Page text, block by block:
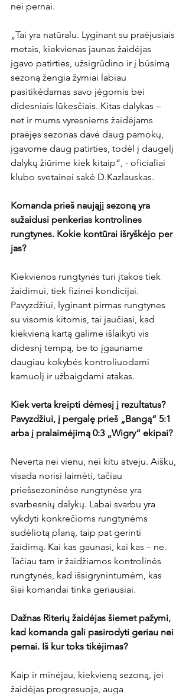
nei pernai.
„Tai yra natūralu. Lyginant su praėjusiais
metais, kiekvienas jaunas žaidėjas
įgavo patirties, užsigrūdino ir į būsimą
sezoną žengia žymiai labiau
pasitikėdamas savo jėgomis bei
didesniais lūkesčiais. Kitas dalykas –
net ir mums vyresniems žaidėjams
praėjęs sezonas davė daug pamokų,
įgavome daug patirties, todėl į daugelį
dalykų žiūrime kiek kitaip“, - oficialiai
klubo svetainei sakė D.Kazlauskas.
Komanda prieš naująjį sezoną yra
sužaidusi penkerias kontrolines
rungtynes. Kokie kontūrai išryškėjo per
jas?
Kiekvienos rungtynės turi įtakos tiek
žaidimui, tiek fizinei kondicijai.
Pavyzdžiui, lyginant pirmas rungtynes
su visomis kitomis, tai jaučiasi, kad
kiekvieną kartą galime išlaikyti vis
didesnį tempą, be to įgauname
daugiau kokybės kontroliuodami
kamuolį ir užbaigdami atakas.
Kiek verta kreipti dėmesį į rezultatus?
Pavyzdžiui, į pergalę prieš „Bangą“ 5:1
arba į pralaimėjimą 0:3 „Wigry“ ekipai?
Neverta nei vienu, nei kitu atveju. Aišku,
visada norisi laimėti, tačiau
priešsezoninėse rungtynėse yra
svarbesnių dalykų. Labai svarbu yra
vykdyti konkrečioms rungtynėms
sudėliotą planą, taip pat gerinti
žaidimą. Kai kas gaunasi, kai kas – ne.
Tačiau tam ir žaidžiamos kontrolinės
rungtynės, kad išsigrynintumėm, kas
šiai komandai tinka geriausiai.
Dažnas Riterių žaidėjas šiemet pažymi,
kad komanda gali pasirodyti geriau nei
pernai. Iš kur toks tikėjimas?
Kaip ir minėjau, kiekvieną sezoną, jei
žaidėjas progresuoja, auga